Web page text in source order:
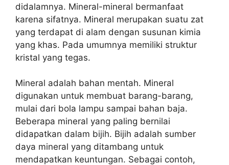
didalamnya. Mineral-mineral bermanfaat
karena sifatnya. Mineral merupakan suatu zat
yang terdapat di alam dengan susunan kimia
yang khas. Pada umumnya memiliki struktur
kristal yang tegas.
Mineral adalah bahan mentah. Mineral
digunakan untuk membuat barang-barang,
mulai dari bola lampu sampai bahan baja.
Beberapa mineral yang paling bernilai
didapatkan dalam bijih. Bijih adalah sumber
daya mineral yang ditambang untuk
mendapatkan keuntungan. Sebagai contoh,